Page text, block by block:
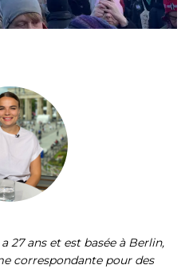
27 ans et est basée à Berlin,
correspondante pour des